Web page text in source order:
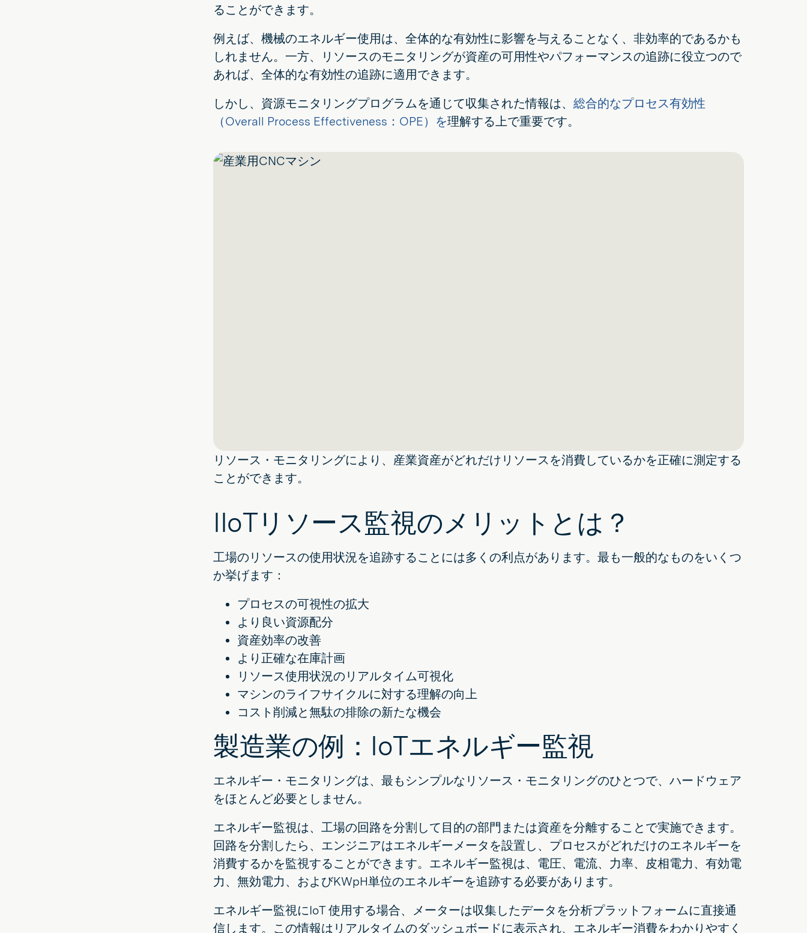
ることができます。
例えば、機械のエネルギー使用は、全体的な有効性に影響を与えることなく、非効率的であるかも
しれません。一方、リソースのモニタリングが資産の可用性やパフォーマンスの追跡に役立つので
あれば、全体的な有効性の追跡に適用できます。
しかし、資源モニタリングプログラムを通じて収集された情報は、 総合的なプロセス有効性
（Overall Process Effectiveness：OPE）を理解する上で重要です。
リソース・モニタリングにより、産業資産がどれだけリソースを消費しているかを正確に測定する
ことができます。
IIoTリソース監視のメリットとは？
工場のリソースの使用状況を追跡することには多くの利点があります。最も一般的なものをいくつ
か挙げます：
プロセスの可視性の拡大
より良い資源配分
資産効率の改善
より正確な在庫計画
リソース使用状況のリアルタイム可視化
マシンのライフサイクルに対する理解の向上
コスト削減と無駄の排除の新たな機会
製造業の例：IoTエネルギー監視
エネルギー・モニタリングは、最もシンプルなリソース・モニタリングのひとつで、ハードウェア
をほとんど必要としません。
エネルギー監視は、工場の回路を分割して目的の部門または資産を分離することで実施できます。
回路を分割したら、エンジニアはエネルギーメータを設置し、プロセスがどれだけのエネルギーを
消費するかを監視することができます。エネルギー監視は、電圧、電流、力率、皮相電力、有効電
力、無効電力、およびKWpH単位のエネルギーを追跡する必要があります。
エネルギー監視にIoT 使用する場合、メーターは収集したデータを分析プラットフォームに直接通
信します。この情報はリアルタイムのダッシュボードに表示され、エネルギー消費をわかりやすく